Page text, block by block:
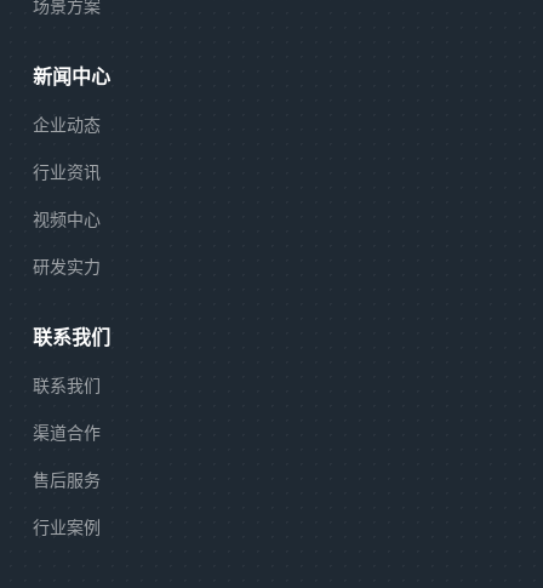
场景方案
新闻中心
企业动态
行业资讯
视频中心
研发实力
联系我们
联系我们
渠道合作
售后服务
行业案例